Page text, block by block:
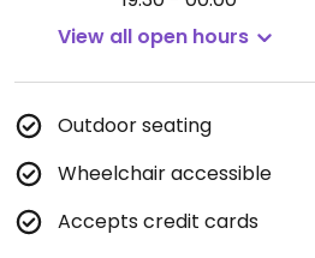
View all open hours
Outdoor seating
Wheelchair accessible
Accepts credit cards